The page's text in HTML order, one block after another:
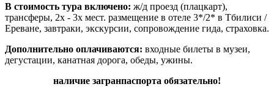
В стоимость тура включено: ж/д проезд (плацкарт),
трансферы, 2х - 3х мест. размещение в отеле 3*/2* в Тбилиси /
Eреване, завтраки, экскурсии, сопровождение гида, страховка.
Дополнительно оплачиваются: входные билеты в музеи,
дегустации, канатная дорога, обеды, ужины.
наличие загранпаспорта обязательно!